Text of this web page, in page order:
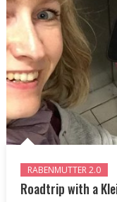
RABENMUTTER 2.0
Roadtrip with a